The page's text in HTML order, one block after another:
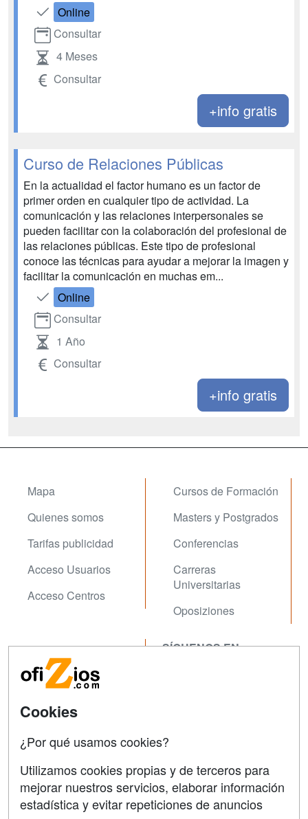
Online
Consultar
4 Meses
Consultar
+info gratis
Curso de Relaciones Públicas
En la actualidad el factor humano es un factor de
primer orden en cualquier tipo de actividad. La
comunicación y las relaciones interpersonales se
pueden facilitar con la colaboración del profesional de
las relaciones públicas. Este tipo de profesional
conoce las técnicas para ayudar a mejorar la imagen y
facilitar la comunicación en muchas em...
Online
Consultar
1 Año
Consultar
+info gratis
Mapa
Quienes somos
Tarifas publicidad
Acceso Usuarios
Acceso Centros
Cursos de Formación
Masters y Postgrados
Conferencias
Carreras
Universitarias
Oposiziones
Contactar
Confidencialidad
Aviso legal
SÍGUENOS EN:
Grupo formazion:
Cookies
¿Por qué usamos cookies?
Utilizamos cookies propias y de terceros para
mejorar nuestros servicios, elaborar información
estadística y evitar repeticiones de anuncios